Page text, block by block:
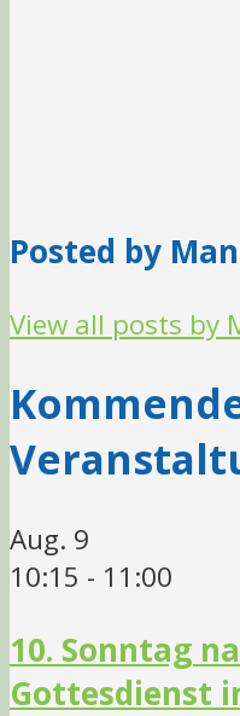
Posted by
View all posts by
Aug. 9
10:15 - 11:00
10. Sonntag
Gottesdienst